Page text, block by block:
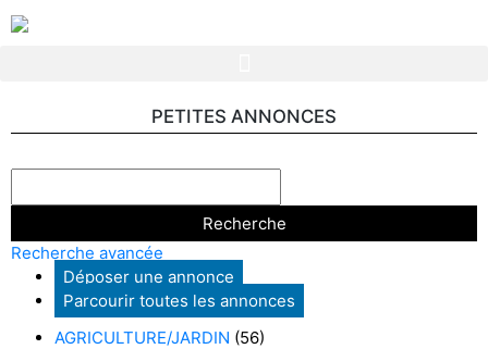
PETITES ANNONCES
Recherche avancée
Déposer une annonce
Parcourir toutes les annonces
AGRICULTURE/JARDIN (56)